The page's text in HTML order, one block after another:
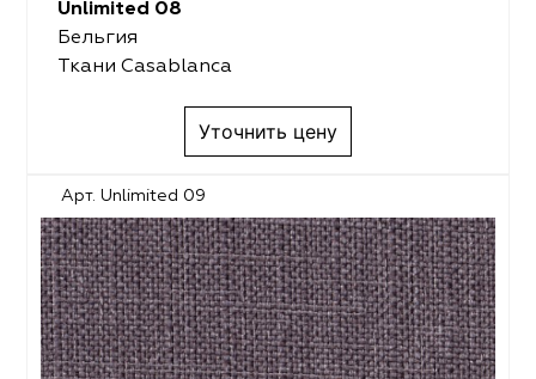
Unlimited 08
Бельгия
Ткани Casablanca
Уточнить цену
Арт. Unlimited 09